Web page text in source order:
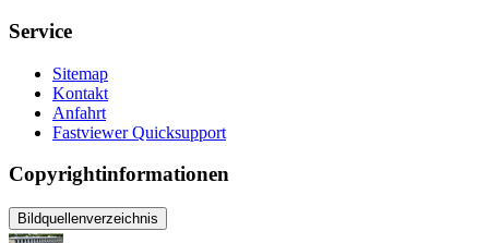
Service
Sitemap
Kontakt
Anfahrt
Fastviewer Quicksupport
Copyrightinformationen
Bildquellenverzeichnis